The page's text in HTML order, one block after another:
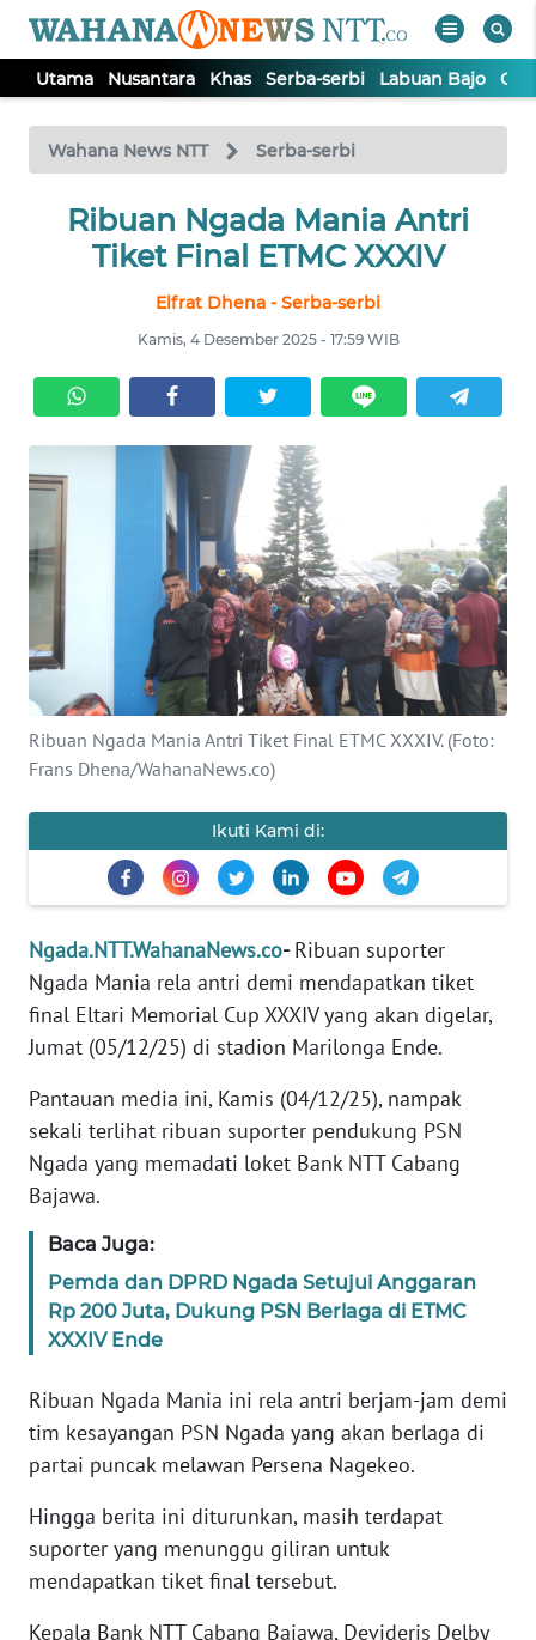
Utama Nusantara Khas Serba-serbi Labuan Bajo
Wahana News NTT Serba-serbi
Ribuan Ngada Mania Antri
Tiket Final ETMC XXXIV
Elfrat Dhena - Serba-serbi
Kamis, 4 Desember 2025 - 17:59 WIB
Ribuan Ngada Mania Antri Tiket Final ETMC XXXIV. (Foto:
Frans Dhena/WahanaNews.co)
Ikuti Kami di:
Ngada.NTT.WahanaNews.co-Ribuan suporter
Ngada Mania rela antri demi mendapatkan tiket
final Eltari Memorial Cup XXXIV yang akan digelar,
Jumat (05/12/25) di stadion Marilonga Ende.
Pantauan media ini, Kamis (04/12/25), nampak
sekali terlihat ribuan suporter pendukung PSN
Ngada yang memadati loket Bank NTT Cabang
Bajawa.
Baca Juga:
Pemda dan DPRD Ngada Setujui Anggaran
Rp 200 Juta, Dukung PSN Berlaga di ETMC
XXXIV Ende
Ribuan Ngada Mania ini rela antri berjam-jam demi
tim kesayangan PSN Ngada yang akan berlaga di
partai puncak melawan Persena Nagekeo.
Hingga berita ini diturunkan, masih terdapat
suporter yang menunggu giliran untuk
mendapatkan tiket final tersebut.
Kepala Bank NTT Cabang Bajawa, Devideris Delby
TV
Tutup
UTAMA
SERBA-
SERBI
BAJO
Informasi
INDEKS
BERITA
KONTAK
INFO
TENTANG
KAMI
MEDIA
SIBER
REDAKSI
KARIR
DISCLAIMER
News
Regional
SUMUT
WN